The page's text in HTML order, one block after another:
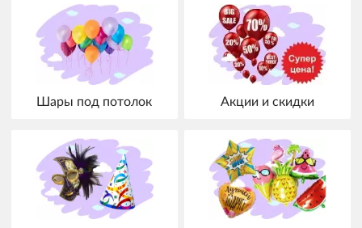
Шары под потолок Акции и скидки